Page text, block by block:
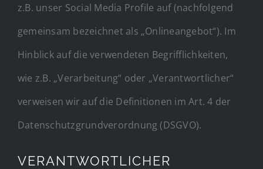
z.B. unser Social Media Profile auf (nachfolgend
gemeinsam bezeichnet als „Onlineangebot“). Im
Hinblick auf die verwendeten Begrifflichkeiten,
wie z.B. „Verarbeitung“ oder „Verantwortlicher“
verweisen wir auf die Definitionen im Art. 4 der
Datenschutzgrundverordnung (DSGVO).
VERANTWORTLICHER